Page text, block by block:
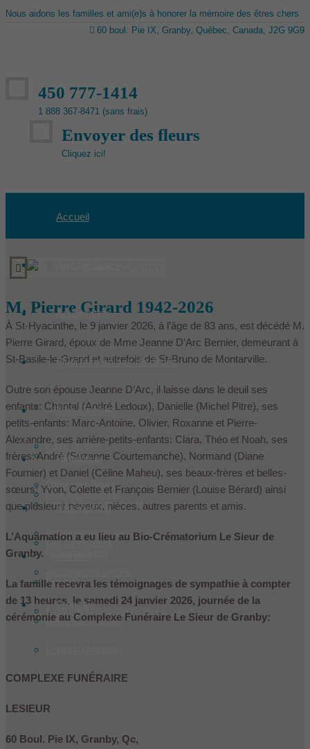
Nous aidons les familles et ami(e)s à honorer la mémoire des êtres chers
60 boul. Pie IX, Granby, Québec, Canada, J2G 9G9
450 777-1414
1 888 367-8471 (sans frais)
Envoyer des fleurs
Cliquez ici!
Accueil
Aquamation
Quoi faire en cas de décès
Condoléances
Faire un don
Offrir des fleurs
Nos services
Produits
Nos installations
Arrangements préalables
Évaluation des services Le Sieur
Historique
Les Le Sieur innovent
Les fondateurs
Équipe
Dans les médias
Ressources
Français
M. Pierre Girard 1942-2026
À St-Hyacinthe, le 9 janvier 2026, à l’âge de 83 ans, est décédé M.
Pierre Girard, époux de Mme Jeanne D’Arc Bernier, demeurant à
St-Basile-le-Grand et autrefois de St-Bruno de Montarville.
Outre son épouse Jeanne D’Arc, il laisse dans le deuil ses
enfants: Chantal (André Ledoux), Danielle (Michel Pitre), ses
petits-enfants: Marc-Antoine, Olivier, Roxanne et Pierre-
Alexandre, ses arrière-petits-enfants: Clara, Théo et Noah, ses
frères: André (Suzanne Courtemanche), Normand (Diane
Fournier) et Daniel (Céline Maheu), ses beaux-frères et belles-
sœurs: Yvon, Colette et François Bernier (Louise Bérard) ainsi
que plusieurs neveux, nièces, autres parents et amis.
L’Aquamation a eu lieu au Bio-Crématorium Le Sieur de
Granby.
La famille recevra les témoignages de sympathie à compter
de 13 heures, le samedi 24 janvier 2026, journée de la
cérémonie au Complexe Funéraire Le Sieur de Granby:
COMPLEXE FUNÉRAIRE
LESIEUR
60 Boul. Pie IX, Granby, Qc,